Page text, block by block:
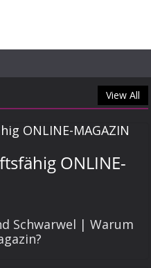
View All
ONLINE-
Schwarwel | Warum